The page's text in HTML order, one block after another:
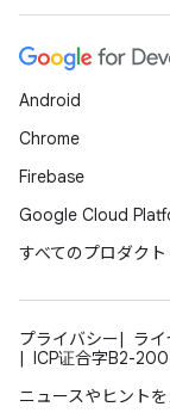
Android
Chrome
Firebase
Google Cloud
すべてのプロダクト
プライバシー ラ
ICP证合字B2-
ニュースやヒント